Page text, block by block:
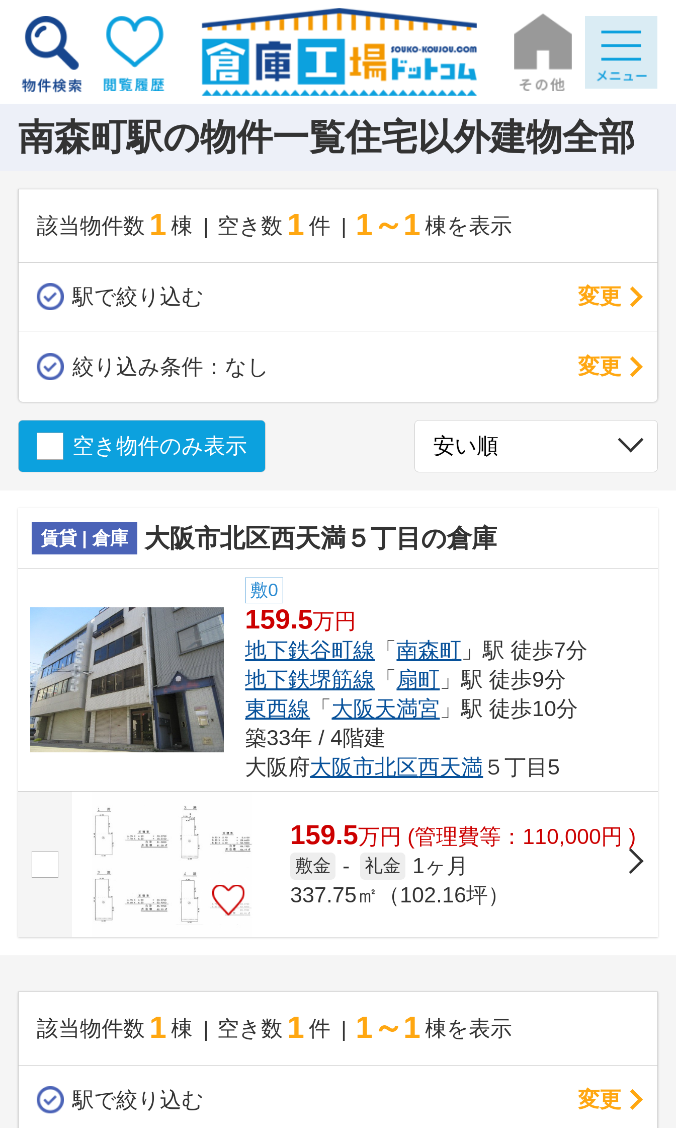
南森町駅の物件一覧住宅以外建物全部
該当物件数 1 棟 空き数 1 件 1～1 棟を表示
駅で絞り込む 変更
絞り込み条件： なし 変更
空き物件のみ表示
賃貸 | 倉庫 大阪市北区西天満５丁目の倉庫
敷0
159.5万円
地下鉄谷町線 「南森町 」駅 徒歩7分
地下鉄堺筋線 「 扇町 」駅 徒歩9分
東西線 「 大阪天満宮 」駅 徒歩10分
築33年 / 4階建
大阪府大阪市北区西天満 ５丁目5
159.5万円 (管理費等：110,000円 )
敷金 - 礼金
1ヶ月
337.75㎡（102.16坪）
該当物件数 1 棟 空き数 1 件 1～1 棟を表示
駅で絞り込む 変更